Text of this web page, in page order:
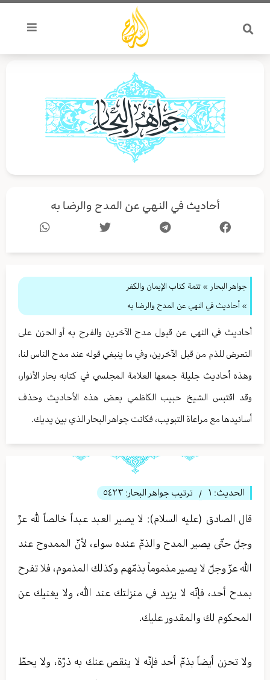
تخطي
المحتوى
أحاديث في النهي عن المدح والرضا به
جواهر البحار » تتمة كتاب الإيمان والكفر
» أحاديث في النهي عن المدح والرضا به
أحاديث في النهي عن قبول مدح الآخرين والفرح به أو الحزن على
التعرض للذم من قبل الآخرين، وفي ما ينبغي قوله عند مدح الناس لنا،
وهذه أحاديث جليلة جمعها العلامة المجلسي في كتابه بحار الأنوار،
وقد اقتبس الشيخ حبيب الكاظمي بعض هذه الأحاديث وحذف
أسانيدها مع مراعاة التبويب، فكانت جواهر البحار الذي بين يديك.
الحديث: ١ / ترتيب جواهر البحار: ٥٤٢٣
قال الصادق (عليه السلام): لا يصير العبد عبداً خالصاً لله عزّ
وجلّ حتّى يصير المدح والذمّ عنده سواء، لأنّ الممدوح عند
الله عزّ وجلّ لا يصير مذموماً بذمّهم وكذلك المذموم، فلا تفرح
بمدح أحد، فإنّه لا يزيد في منزلتك عند الله، ولا يغنيك عن
المحكوم لك والمقدور عليك.
ولا تحزن أيضاً بذمّ أحد فإنّه لا ينقص عنك به ذرّة، ولا يحطّ